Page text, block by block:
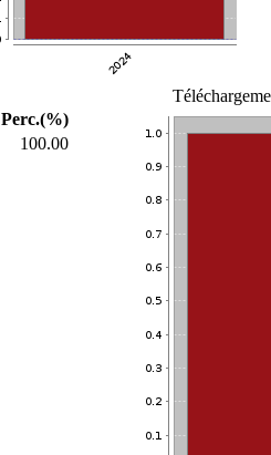
Perc.(%)
100.00